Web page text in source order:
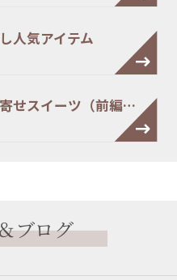
人気アイテム
せスイーツ（前編…
ブログ